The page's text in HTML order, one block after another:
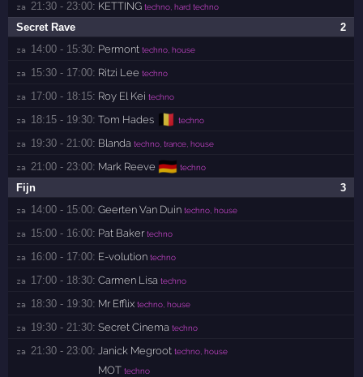
za 21:30 - 23:00: KETTING techno, hard techno
2
Secret Rave
za 14:00 - 15:30: Permont techno, house
za 15:30 - 17:00: Ritzi Lee techno
za 17:00 - 18:15: Roy El Kei techno
za 18:15 - 19:30: Tom Hades 🇧🇪 techno
za 19:30 - 21:00: Blanda techno, trance, house
za 21:00 - 23:00: Mark Reeve 🇩🇪 techno
3
Fijn
za 14:00 - 15:00: Geerten Van Duin techno, house
za 15:00 - 16:00: Pat Baker techno
za 16:00 - 17:00: E-volution techno
za 17:00 - 18:30: Carmen Lisa techno
za 18:30 - 19:30: Mr Efflix techno, house
za 19:30 - 21:30: Secret Cinema techno
za 21:30 - 23:00: Janick Megroot techno, house
MOT techno